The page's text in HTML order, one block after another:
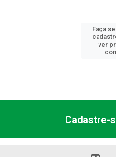
Faça
ver
Cadastre-